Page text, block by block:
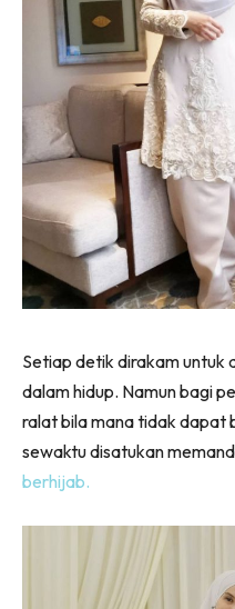
Setiap detik dirakam untuk
dalam hidup. Namun bagi
ralat bila mana tidak dapat
sewaktu disatukan
berhijab.